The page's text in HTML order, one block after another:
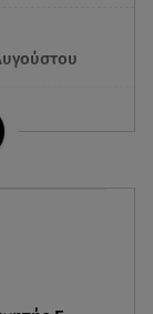
ευρώ
και